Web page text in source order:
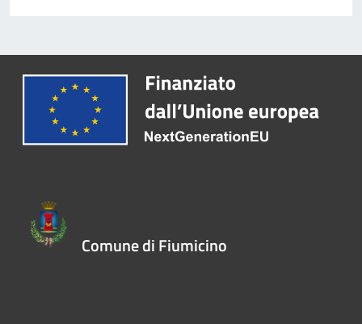
Comune di Fiumicino